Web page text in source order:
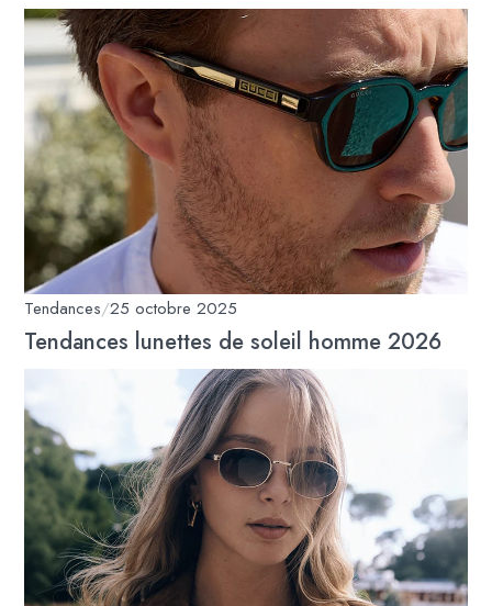
Tendances/25 octobre 2025
Tendances lunettes de soleil homme 2026